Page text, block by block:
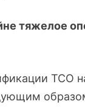
тяжелое
ТСО